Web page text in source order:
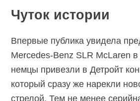
Чуток истории
Впервые публика увидела
Mercedes-Benz SLR McLaren в
немцы привезли в Детройт
который сразу же нарекли
стрелой. Тем не менее